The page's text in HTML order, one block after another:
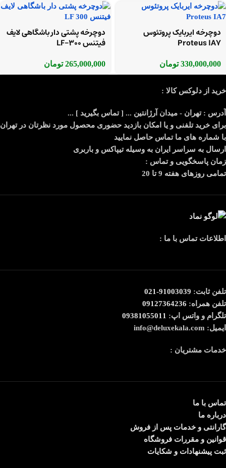
دوچرخه ایربایک پروتئوس
Proteus IA7
330,000,000 تومان
دوچرخه پشتی دار باشگاهی لایف
فیتنس LF-300
265,000,000 تومان
خرید از دلوکس کالا :
آدرس : تهران - میدان آرژانتین ... [ تماس بگیرید ] ...
برای خرید تلفنی و یا امکان بازدید حضوری محصول مورد نظرتان در تهران
با شماره های ما تماس حاصل نمایید
ارسال به سراسر ایران به وسیله تیپاکس و باربری
زمان پاسخگویی و تماس :
تمامی روزهای هفته 9 تا 20
اطلاعات تماس با ما :
تلفن ثابت: 91003039-021
تلفن همراه: 09127364236
تلگرام و واتس اپ: 09381055011
ایمیل: info@deluxekala.com
خدمات مشتریان :
تماس با ما
درباره ما
گارانتی و خدمات پس از فروش
قوانین و مقررات فروشگاه
ثبت پیشنهادات و شکایات